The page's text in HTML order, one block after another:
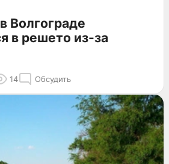
Волгограде
в решето из-за
14 Обсудить